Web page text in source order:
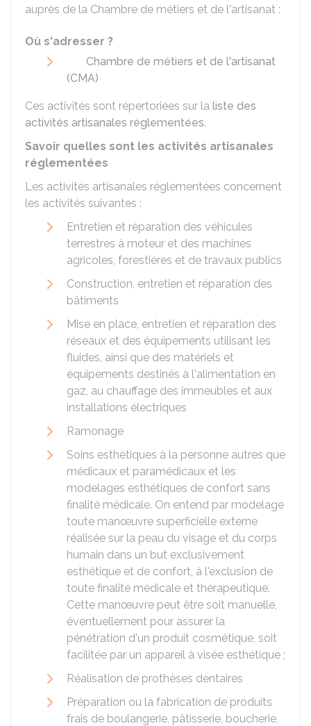
auprès de la Chambre de métiers et de l'artisanat :
Où s'adresser ?
Chambre de métiers et de l'artisanat
(CMA)
Ces activités sont répertoriées sur la liste des
activités artisanales réglementées.
Savoir quelles sont les activités artisanales
réglementées
Les activités artisanales réglementées concernent
les activités suivantes :
Entretien et réparation des véhicules
terrestres à moteur et des machines
agricoles, forestières et de travaux publics
Construction, entretien et réparation des
bâtiments
Mise en place, entretien et réparation des
réseaux et des équipements utilisant les
fluides, ainsi que des matériels et
équipements destinés à l'alimentation en
gaz, au chauffage des immeubles et aux
installations électriques
Ramonage
Soins esthétiques à la personne autres que
médicaux et paramédicaux et les
modelages esthétiques de confort sans
finalité médicale. On entend par modelage
toute manœuvre superficielle externe
réalisée sur la peau du visage et du corps
humain dans un but exclusivement
esthétique et de confort, à l'exclusion de
toute finalité médicale et thérapeutique.
Cette manœuvre peut être soit manuelle,
éventuellement pour assurer la
pénétration d'un produit cosmétique, soit
facilitée par un appareil à visée esthétique ;
Réalisation de prothèses dentaires
Préparation ou la fabrication de produits
frais de boulangerie, pâtisserie, boucherie,